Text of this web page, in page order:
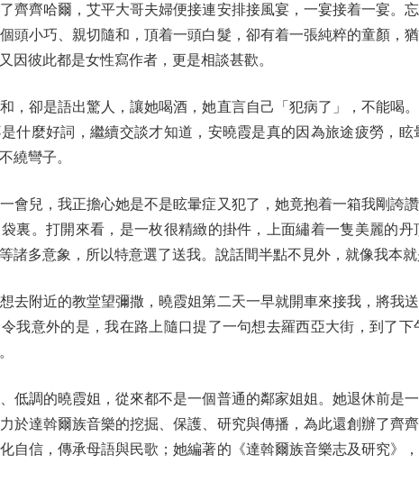
齊哈爾，艾平大哥夫婦便接連安排接風宴，一宴接着一宴。
頭小巧、親切隨和，頂着一頭白髮，卻有着一張純粹的童顏，
因彼此都是女性寫作者，更是相談甚歡。
卻是語出驚人，讓她喝酒，她直言自己「犯病了」，不能喝
什麼好詞，繼續交談才知道，安曉霞是真的因為旅途疲勞，
繞彎子。
兒，我正擔心她是不是眩暈症又犯了，她竟抱着一箱我剛誇
裏。打開來看，是一枚很精緻的掛件，上面繡着一隻美麗的
諸多意象，所以特意選了送我。說話間半點不見外，就像我本
附近的教堂望彌撒，曉霞姐第二天一早就開車來接我，將我
我意外的是，我在路上隨口提了一句想去羅西亞大街，到了
調的曉霞姐，從來都不是一個普通的鄰家姐姐。她退休前是
於達斡爾族音樂的挖掘、保護、研究與傳播，為此還創辦了齊
自信，傳承母語與民歌；她編著的《達斡爾族音樂志及研究》